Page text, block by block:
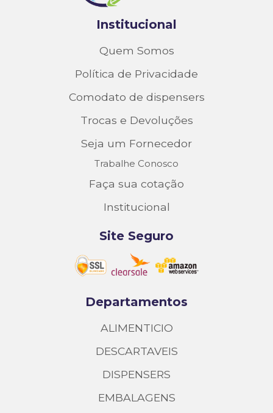
Institucional
Quem Somos
Política de Privacidade
Comodato de dispensers
Trocas e Devoluções
Seja um Fornecedor
Trabalhe Conosco
Faça sua cotação
Institucional
Site Seguro
Departamentos
ALIMENTICIO
DESCARTAVEIS
DISPENSERS
EMBALAGENS